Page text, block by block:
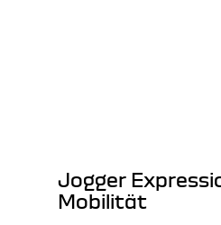
Jogger
Mobilität